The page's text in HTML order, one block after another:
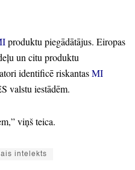
produktu piegādātājus. Eiropas
un citu produktu
identificē riskantasMI
valstu iestādēm.
” viņš teica.
intelekts